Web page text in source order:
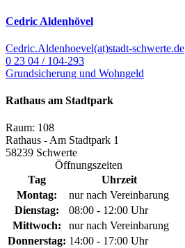
Cedric Aldenhövel
Cedric.Aldenhoevel(at)stadt-schwerte.de
0 23 04 / 104-293
Grundsicherung und Wohngeld
Rathaus am Stadtpark
Raum: 108
Rathaus - Am Stadtpark 1
58239 Schwerte
Öffnungszeiten
Tag
Uhrzeit
Montag:
nur nach Vereinbarung
Dienstag:
08:00 - 12:00 Uhr
Mittwoch:
nur nach Vereinbarung
Donnerstag: 14:00 - 17:00 Uhr